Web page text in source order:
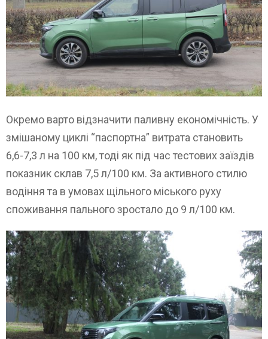
Окремо варто відзначити паливну економічність. У
змішаному циклі “паспортна” витрата становить
6,6-7,3 л на 100 км, тоді як під час тестових заїздів
показник склав 7,5 л/100 км. За активного стилю
водіння та в умовах щільного міського руху
споживання пального зростало до 9 л/100 км.